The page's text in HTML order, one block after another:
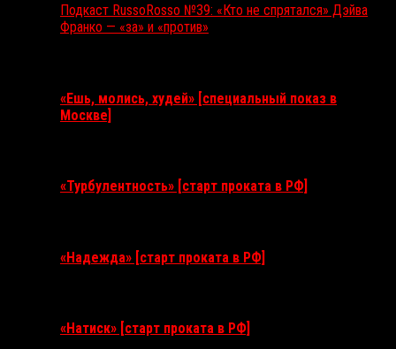
Подкаст RussoRosso №39: «Кто не спрятался» Дэйва
Франко — «за» и «против»
«Ешь, молись, худей» [специальный показ в
Москве]
«Турбулентность» [старт проката в РФ]
«Надежда» [старт проката в РФ]
«Натиск» [старт проката в РФ]